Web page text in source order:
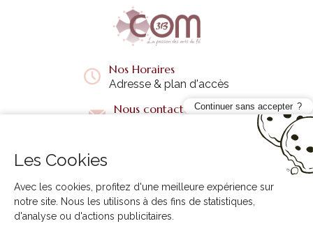
Nos Horaires
Adresse & plan d'accès
Nous contacter
Liens utiles +
Continuer sans accepter
Les Cookies
Avec les cookies, profitez d'une meilleure expérience sur
notre site. Nous les utilisons à des fins de statistiques,
d'analyse ou d'actions publicitaires.